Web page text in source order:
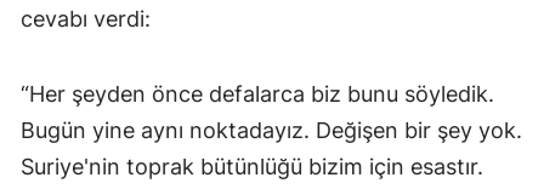
cevabı verdi:
“Her şeyden önce defalarca biz bunu söyledik.
Bugün yine aynı noktadayız. Değişen bir şey yok.
Suriye'nin toprak bütünlüğü bizim için esastır.